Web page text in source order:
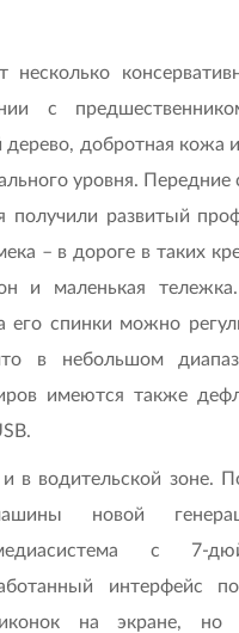
с
добротная кожа
уровня. Передние
получили развитый
– в дороге в таких
и маленькая
спинки можно
в небольшом
имеются также
в водительской зоне.
новой
с 7-
интерфейс
на экране, но